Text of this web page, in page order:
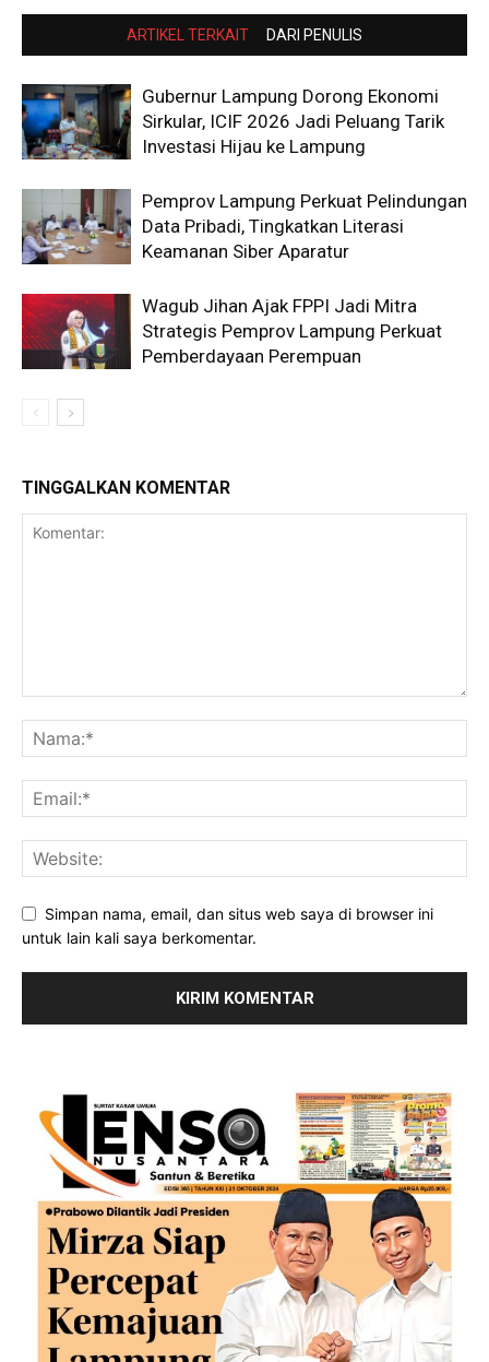
ARTIKEL TERKAIT DARI PENULIS
Gubernur Lampung Dorong Ekonomi
Sirkular, ICIF 2026 Jadi Peluang Tarik
Investasi Hijau ke Lampung
Pemprov Lampung Perkuat Pelindungan
Data Pribadi, Tingkatkan Literasi
Keamanan Siber Aparatur
Wagub Jihan Ajak FPPI Jadi Mitra
Strategis Pemprov Lampung Perkuat
Pemberdayaan Perempuan
TINGGALKAN KOMENTAR
Simpan nama, email, dan situs web saya di browser ini
untuk lain kali saya berkomentar.